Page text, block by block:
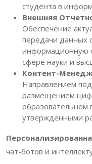
студента в
Внешняя
Обеспечение
передачи данных
информационную
сфере науки и
Контент-
Направлением
размещением
образовательном
утвержденными
чат-ботов и